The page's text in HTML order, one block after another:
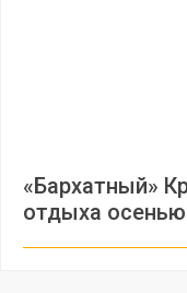
«Бархатный»
отдыха осенью